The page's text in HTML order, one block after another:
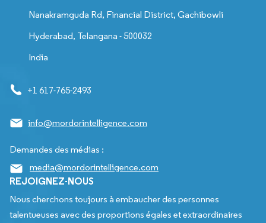
Nanakramguda Rd, Financial District, Gachibowli
Hyderabad, Telangana - 500032
India
+1 617-765-2493
info@mordorintelligence.com
Demandes des médias :
media@mordorintelligence.com
REJOIGNEZ-NOUS
Nous cherchons toujours à embaucher des personnes
talentueuses avec des proportions égales et extraordinaires